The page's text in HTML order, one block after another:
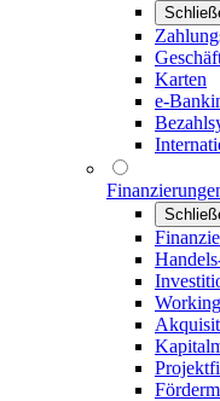
Karten
e-